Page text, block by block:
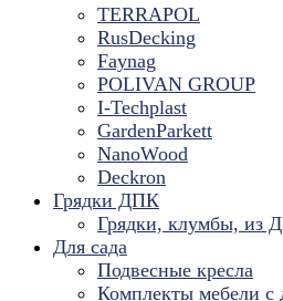
TERRAPOL
RusDecking
Faynag
POLIVAN GROUP
I-Techplast
GardenParkett
NanoWood
Deckron
Грядки ДПК
Грядки, клумбы, из
Для сада
Подвесные кресла
Комплекты мебели с